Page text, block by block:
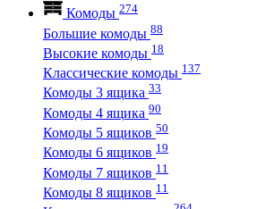
Комоды 274
Большие комоды 88
Высокие комоды 18
Классические комоды 137
Комоды 3 ящика 33
Комоды 4 ящика 90
Комоды 5 ящиков 50
Комоды 6 ящиков 19
Комоды 7 ящиков 11
Комоды 8 ящиков 11